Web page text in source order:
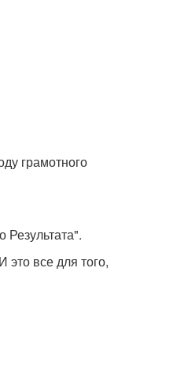
грамотного
все для того,